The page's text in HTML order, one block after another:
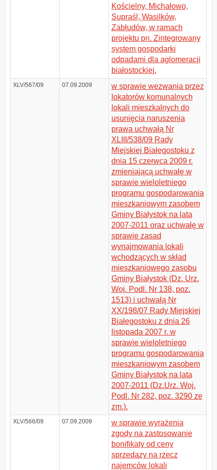
Kościelny, Michałowo,
Supraśl, Wasilków,
Zabłudów, w ramach
projektu pn. Zintegrowany
system gospodarki
odpadami dla aglomeracji
białostockiej.
XLV/567/09 07.09.2009
w sprawie wezwania przez
lokatorów komunalnych
lokali mieszkalnych do
usunięcia naruszenia
prawa uchwałą Nr
XLIII/538/09 Rady
Miejskiej Białegostoku z
dnia 15 czerwca 2009 r.
zmieniającą uchwałę w
sprawie wieloletniego
programu gospodarowania
mieszkaniowym zasobem
Gminy Białystok na lata
2007-2011 oraz uchwałę w
sprawie zasad
wynajmowania lokali
wchodzących w skład
mieszkaniowego zasobu
Gminy Białystok (Dz. Urz.
Woj. Podl. Nr 138, poz.
1513) i uchwałą Nr
XX/198/07 Rady Miejskiej
Białegostoku z dnia 26
listopada 2007 r. w
sprawie wieloletniego
programu gospodarowania
mieszkaniowym zasobem
Gminy Białystok na lata
2007-2011 (Dz.Urz. Woj.
Podl. Nr 282, poz. 3290 ze
zm.).
XLV/566/09 07.09.2009
w sprawie wyrażenia
zgody na zastosowanie
bonifikaty od ceny
sprzedazy na rzecz
najemców lokali